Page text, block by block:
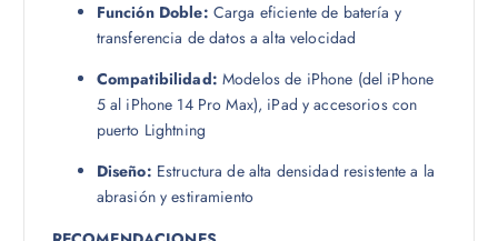
Función Doble: Carga eficiente de batería y
transferencia de datos a alta velocidad
Compatibilidad: Modelos de iPhone (del iPhone
5 al iPhone 14 Pro Max), iPad y accesorios con
puerto Lightning
Diseño: Estructura de alta densidad resistente a la
abrasión y estiramiento